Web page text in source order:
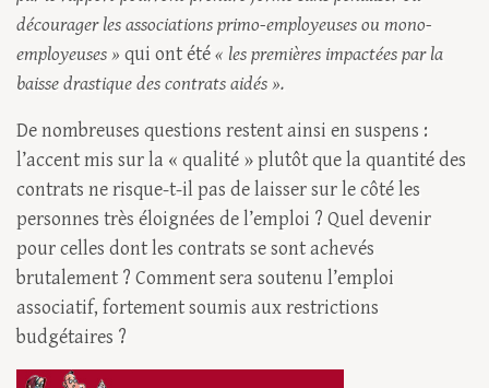
décourager les associations primo-employeuses ou mono-
employeuses » qui ont été« les premières impactées par la
baisse drastique des contrats aidés ».
De nombreuses questions restent ainsi en suspens :
l’accent mis sur la « qualité » plutôt que la quantité des
contrats ne risque-t-il pas de laisser sur le côté les
personnes très éloignées de l’emploi ? Quel devenir
pour celles dont les contrats se sont achevés
brutalement ? Comment sera soutenu l’emploi
associatif, fortement soumis aux restrictions
budgétaires ?